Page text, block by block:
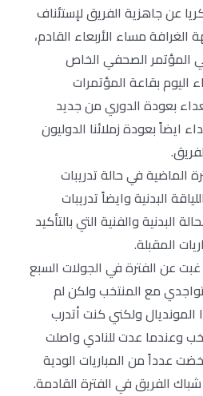
عن جاهزية الفريق لإستئناف
مساء الأربعاء القادم،
المؤتمر الصحفي الخاص
اليوم بقاعة المؤتمرات
بعودة الدوري من جديد
ايضاً بعودة زملائنا الدوليون
الماضية في حالة تدريبات
البدنية وايضاً تدريبات
البدنية والفنية التي بالتأكيد
المقبلة.
غبت عن الفترة في الجولات السبع
مع المنتخب ولكن لم
المونديال ولكني كنت أتدرب
وعندما عدت للنادي واصلت
عدداً من المباريات الودية
الفريق في الفترة القادمة.